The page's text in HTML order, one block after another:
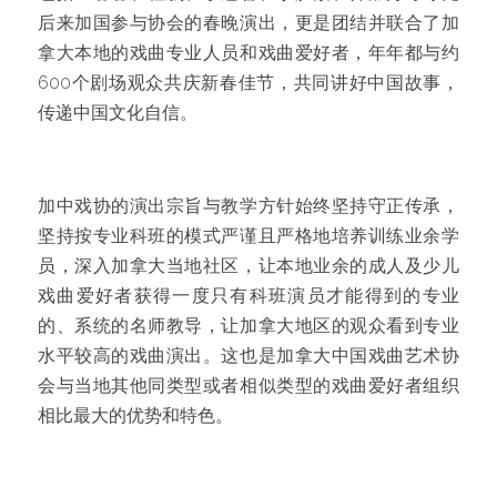
后来加国参与协会的春晚演出，更是团结并联合了加
拿大本地的戏曲专业人员和戏曲爱好者，年年都与约
600个剧场观众共庆新春佳节，共同讲好中国故事，
传递中国文化自信。
加中戏协的演出宗旨与教学方针始终坚持守正传承，
坚持按专业科班的模式严谨且严格地培养训练业余学
员，深入加拿大当地社区，让本地业余的成人及少儿
戏曲爱好者获得一度只有科班演员才能得到的专业
的、系统的名师教导，让加拿大地区的观众看到专业
水平较高的戏曲演出。这也是加拿大中国戏曲艺术协
会与当地其他同类型或者相似类型的戏曲爱好者组织
相比最大的优势和特色。